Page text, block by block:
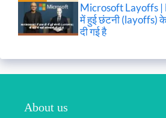
Microsoft Layoffs |
में हुई छंटनी (layoffs) के
दी गई है
About us